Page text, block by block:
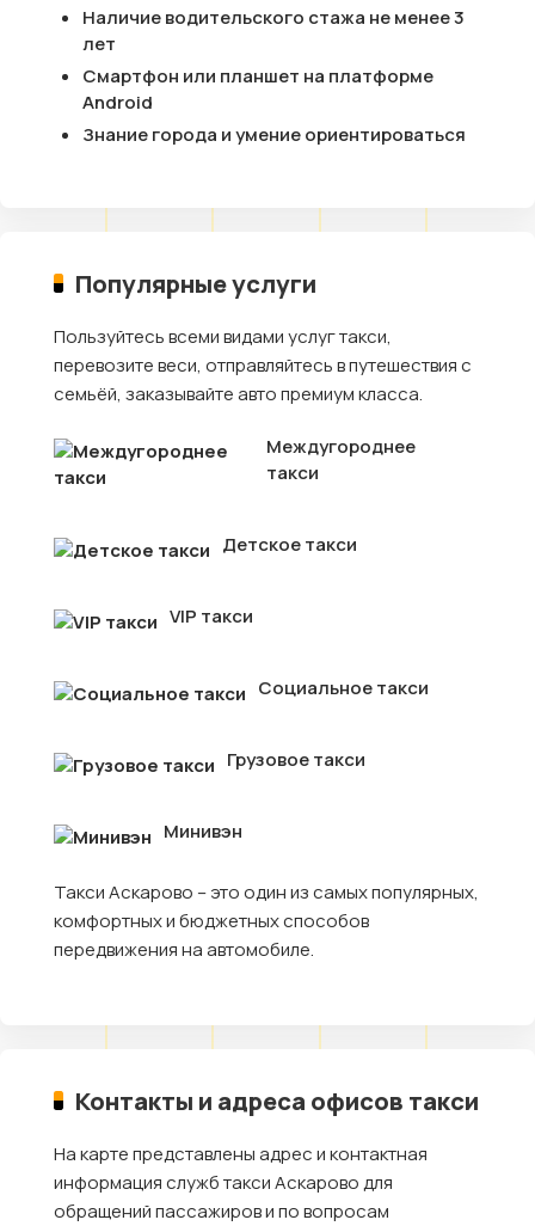
Наличие водительского стажа не менее 3
лет
Смартфон или планшет на платформе
Android
Знание города и умение ориентироваться
Популярные услуги
Пользуйтесь всеми видами услуг такси,
перевозите веси, отправляйтесь в путешествия с
семьёй, заказывайте авто премиум класса.
Междугороднее
такси
Детское такси
VIP такси
Социальное такси
Грузовое такси
Минивэн
Такси Аскарово – это один из самых популярных,
комфортных и бюджетных способов
передвижения на автомобиле.
Контакты и адреса офисов такси
На карте представлены адрес и контактная
информация служб такси Аскарово для
обращений пассажиров и по вопросам